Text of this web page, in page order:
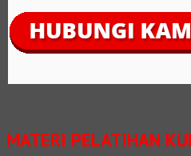
MATERI PELATIHAN